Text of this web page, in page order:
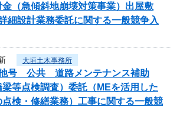
金（急傾斜地崩壊対策事業）出屋敷
設計業務委託に関する一般競争入
大垣土木事務所
号 公共 道路メンテナンス補助
梁等点検調査）委託（MEを活用した
検・修繕業務）工事に関する一般競